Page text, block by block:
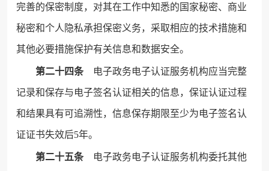
完善的保密制度，对其在工作中知悉的国家秘密、商业
秘密和个人隐私承担保密义务，采取相应的技术措施和
其他必要措施保护有关信息和数据安全。
第二十四条电子政务电子认证服务机构应当完整
记录和保存与电子签名认证相关的信息，保证认证过程
和结果具有可追溯性，信息保存期限至少为电子签名认
证证书失效后5年。
第二十五条电子政务电子认证服务机构委托其他